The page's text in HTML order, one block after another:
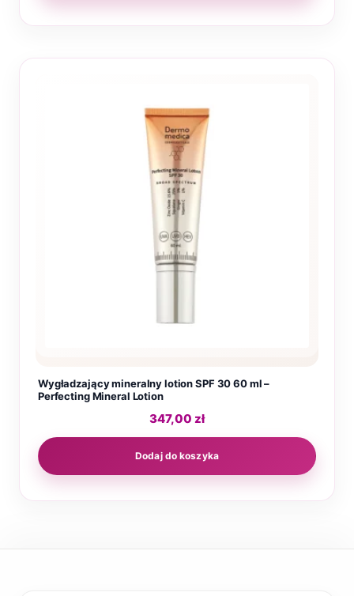
Wygładzający mineralny lotion SPF 30 60 ml –
Perfecting Mineral Lotion
347,00 zł
Dodaj do koszyka